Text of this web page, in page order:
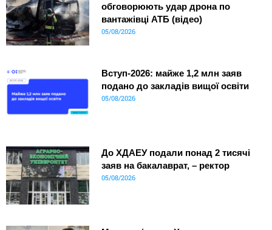
обговорюють удар дрона по
вантажівці АТБ (відео)
05/08/2026
Вступ-2026: майже 1,2 млн заяв
подано до закладів вищої освіти
05/08/2026
До ХДАЕУ подали понад 2 тисячі
заяв на бакалаврат, – ректор
05/08/2026